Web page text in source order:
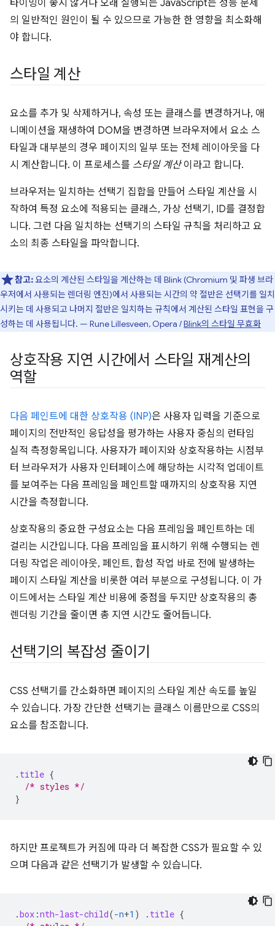
타이밍이 좋지 않거나 오래 실행되는 JavaScript는 성능 문제
의 일반적인 원인이 될 수 있으므로 가능한 한 영향을 최소화해
야 합니다.
스타일 계산
요소를 추가 및 삭제하거나, 속성 또는 클래스를 변경하거나, 애
니메이션을 재생하여 DOM을 변경하면 브라우저에서 요소 스
타일과 대부분의 경우 페이지의 일부 또는 전체 레이아웃을 다
시 계산합니다. 이 프로세스를 스타일 계산이라고 합니다.
브라우저는 일치하는 선택기 집합을 만들어 스타일 계산을 시
작하여 특정 요소에 적용되는 클래스, 가상 선택기, ID를 결정합
니다. 그런 다음 일치하는 선택기의 스타일 규칙을 처리하고 요
소의 최종 스타일을 파악합니다.
참고:요소의 계산된 스타일을 계산하는 데 Blink (Chromium 및 파생 브라
우저에서 사용되는 렌더링 엔진)에서 사용되는 시간의 약 절반은 선택기를 일치
시키는 데 사용되고 나머지 절반은 일치하는 규칙에서 계산된 스타일 표현을 구
성하는 데 사용됩니다. — Rune Lillesveen, Opera /Blink의 스타일 무효화
상호작용 지연 시간에서 스타일 재계산의
역할
다음 페인트에 대한 상호작용 (INP)은 사용자 입력을 기준으로
페이지의 전반적인 응답성을 평가하는 사용자 중심의 런타임
실적 측정항목입니다. 사용자가 페이지와 상호작용하는 시점부
터 브라우저가 사용자 인터페이스에 해당하는 시각적 업데이트
를 보여주는 다음 프레임을 페인트할 때까지의 상호작용 지연
시간을 측정합니다.
상호작용의 중요한 구성요소는 다음 프레임을 페인트하는 데
걸리는 시간입니다. 다음 프레임을 표시하기 위해 수행되는 렌
더링 작업은 레이아웃, 페인트, 합성 작업 바로 전에 발생하는
페이지 스타일 계산을 비롯한 여러 부분으로 구성됩니다. 이 가
이드에서는 스타일 계산 비용에 중점을 두지만 상호작용의 총
렌더링 기간을 줄이면 총 지연 시간도 줄어듭니다.
선택기의 복잡성 줄이기
CSS 선택기를 간소화하면 페이지의 스타일 계산 속도를 높일
수 있습니다. 가장 간단한 선택기는 클래스 이름만으로 CSS의
요소를 참조합니다.
. title {
/* styles */
}
하지만 프로젝트가 커짐에 따라 더 복잡한 CSS가 필요할 수 있
으며 다음과 같은 선택기가 발생할 수 있습니다.
.box :nth-last-child(-n+1 ) . title {